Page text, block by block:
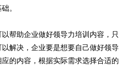
。
帮助企业做好领导力培训内容，只
解决，企业要是想要自己做好领导
的内容，根据实际需求选择合适的